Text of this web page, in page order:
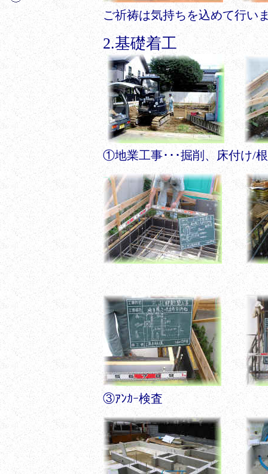
ご祈祷は気持ちを込めて行い
2.基礎着工
①地業工事･･･掘削、床付け/
②配筋検査
③ｱﾝｶｰ検査